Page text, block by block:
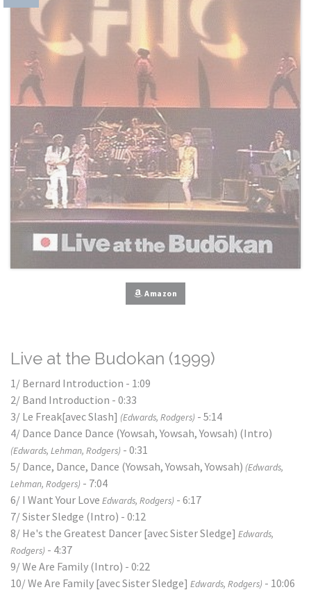
Amazon
Live at the Budokan (1999)
1/ Bernard Introduction - 1:09
2/ Band Introduction - 0:33
3/ Le Freak[avec Slash] (Edwards, Rodgers) - 5:14
4/ Dance Dance Dance (Yowsah, Yowsah, Yowsah) (Intro)
(Edwards, Lehman, Rodgers) - 0:31
5/ Dance, Dance, Dance (Yowsah, Yowsah, Yowsah) (Edwards,
Lehman, Rodgers) - 7:04
6/ I Want Your Love Edwards, Rodgers) - 6:17
7/ Sister Sledge (Intro) - 0:12
8/ He's the Greatest Dancer [avec Sister Sledge] Edwards,
Rodgers) - 4:37
9/ We Are Family (Intro) - 0:22
10/ We Are Family [avec Sister Sledge] Edwards, Rodgers) - 10:06